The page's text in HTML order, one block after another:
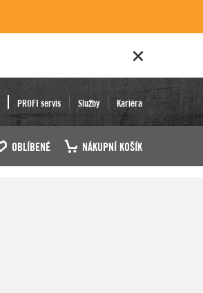
PROFI servis Služby Kariéra
OBLÍBENÉ NÁKUPNÍ KOŠÍK